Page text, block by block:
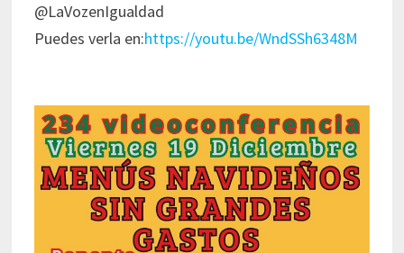
@LaVozenIgualdad
Puedes verla en:https://youtu.be/WndSSh6348M